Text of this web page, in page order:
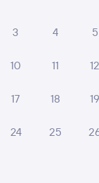
просьбе
прошла комфортно.
• Поезд 107Е
сломан ,какое-то
вода и
3 4 5
10 11 12
17 18 19
24 25